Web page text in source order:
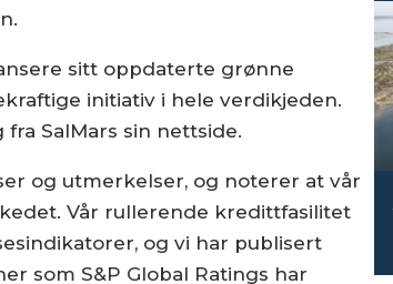
sitt oppdaterte grønne
initiativ i hele verdikjeden.
SalMars sin nettside.
og utmerkelser, og noterer at vår
Vår rullerende kredittfasilitet
og vi har publisert
som S&P Global Ratings har